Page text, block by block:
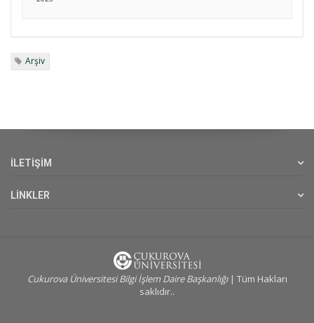
Arşiv
İLETİŞİM
LİNKLER
Cukurova Üniversitesi Bilgi İşlem Daire Başkanlığı| Tüm Hakları
saklıdır..